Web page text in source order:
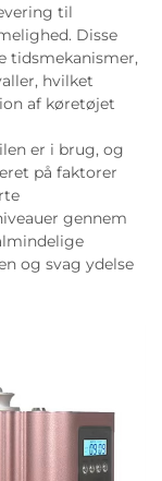
til
Disse
tidsmekanismer,
hvilket
af køretøjet
er i brug, og
på faktorer
gennem
og svag ydelse